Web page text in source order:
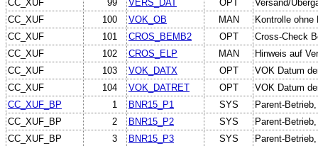
CC_XUF
99 VERS_DAT OPT
Versand/
CC_XUF
100 VOK_OB MAN
Kontrolle
CC_XUF
101 CROS_BEMB2 OPT
Cross-Check
CC_XUF
102 CROS_ELP MAN
Hinweis auf
CC_XUF
103 VOK_DATX OPT
VOK Datum
CC_XUF
104 VOK_DATRET OPT
VOK Datum
CC_XUF_BP
1 BNR15_P1 SYS
Parent-
CC_XUF_BP
2 BNR15_P2 SYS
Parent-
CC_XUF_BP
3 BNR15_P3 SYS
Parent-